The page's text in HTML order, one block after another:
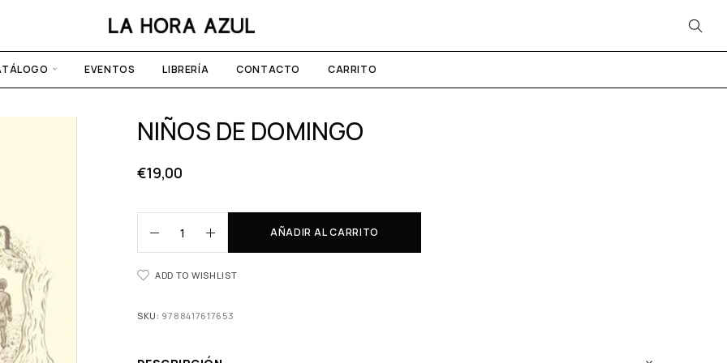
EVENTOS LIBRERÍA CONTACTO CARRITO
NIÑOS DE DOMINGO
€19,00
AÑADIR AL CARRITO
ADD TO WISHLIST
SKU: 9788417617653